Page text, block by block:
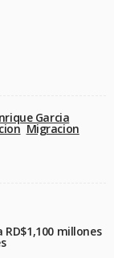
Garcia
Migracion
millones